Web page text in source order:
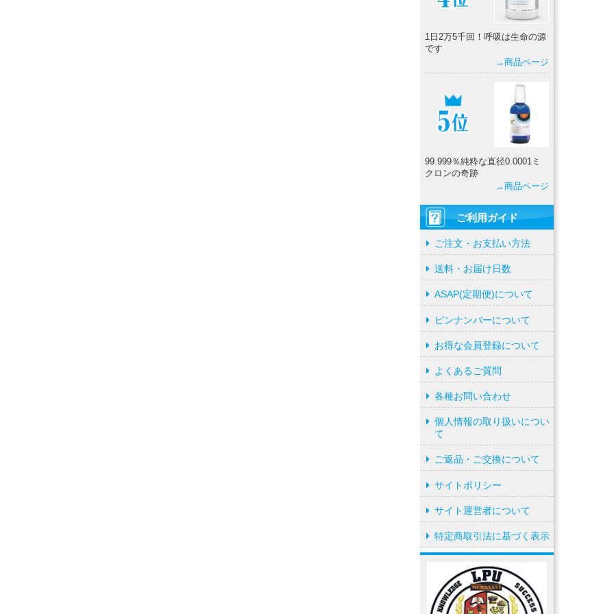
1日2万5千回！呼吸は生命の源
です
→商品ページ
99.999％純粋な直径0.0001ミ
クロンの奇跡
→商品ページ
ご利用ガイド
ご注文・お支払い方法
送料・お届け日数
ASAP(定期便)について
ピンナンバーについて
お得な会員登録について
よくあるご質問
各種お問い合わせ
個人情報の取り扱いについ
て
ご返品・ご交換について
サイトポリシー
サイト運営者について
特定商取引法に基づく表示